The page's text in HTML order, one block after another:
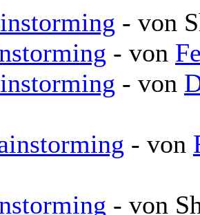
- von
- von
- von
- von
- von